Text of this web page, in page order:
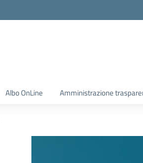
Albo OnLine Amministrazione